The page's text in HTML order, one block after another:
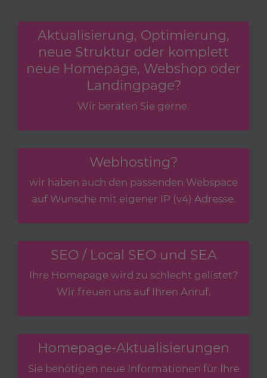
Aktualisierung, Optimierung,
neue Struktur oder komplett
neue Homepage, Webshop oder
Landingpage?
Wir beraten Sie gerne.
Webhosting?
wir haben auch den passenden Webspace
auf Wunsche mit eigener IP (v4) Adresse.
SEO / Local SEO und SEA
Ihre Homepage wird zu schlecht gelistet?
Wir freuen uns auf Ihren Anruf.
Homepage-Aktualisierungen
Sie benötigen neue Informationen für Ihre